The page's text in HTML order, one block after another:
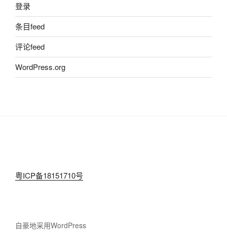
登录
条目feed
评论feed
WordPress.org
粤ICP备18151710号
自豪地采用WordPress